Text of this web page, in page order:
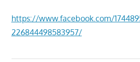
https://www.facebook.com/
226844498583957/